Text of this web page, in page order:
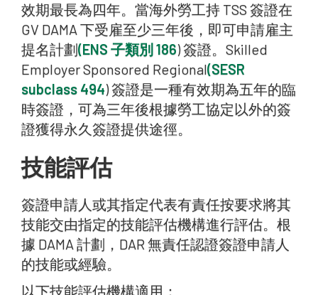
效期最長為四年。當海外勞工持 TSS 簽證在
GV DAMA 下受雇至少三年後，即可申請雇主
提名計劃(ENS 子類別 186) 簽證。Skilled
Employer Sponsored Regional(SESR
subclass 494) 簽證是一種有效期為五年的臨
時簽證，可為三年後根據勞工協定以外的簽
證獲得永久簽證提供途徑。
技能評估
簽證申請人或其指定代表有責任按要求將其
技能交由指定的技能評估機構進行評估。根
據 DAMA 計劃，DAR 無責任認證簽證申請人
的技能或經驗。
以下技能評估機構適用：